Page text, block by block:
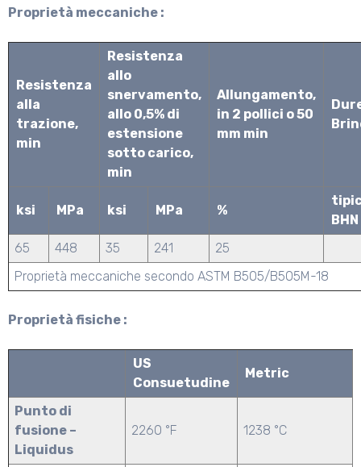
Proprietà meccaniche :
Proprietà meccaniche secondo ASTM B505/B505M-18
Resistenza
alla
trazione,
min
Resistenza
allo
snervamento,
allo 0,5% di
estensione
sotto carico,
min
Allungamento,
in 2 pollici o 50
mm min
ksi MPa ksi MPa %
BHN
65
448 35 241 25
Proprietà fisiche :
US
Consuetudine
Metric
Punto di
fusione –
Liquidus
2260 °F 1238 °C